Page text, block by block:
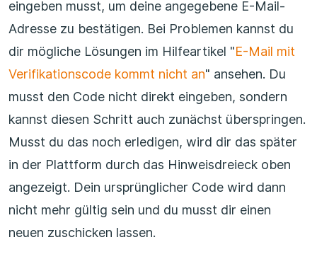
eingeben musst, um deine angegebene E-Mail-
Adresse zu bestätigen. Bei Problemen kannst du
dir mögliche Lösungen im Hilfeartikel "E-Mail mit
Verifikationscode kommt nicht an" ansehen. Du
musst den Code nicht direkt eingeben, sondern
kannst diesen Schritt auch zunächst überspringen.
Musst du das noch erledigen, wird dir das später
in der Plattform durch das Hinweisdreieck oben
angezeigt. Dein ursprünglicher Code wird dann
nicht mehr gültig sein und du musst dir einen
neuen zuschicken lassen.